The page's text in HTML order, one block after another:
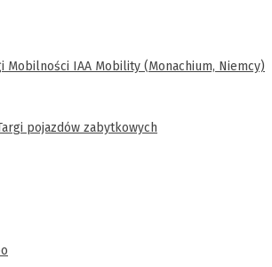
Mobilności IAA Mobility (Monachium, Niemcy)
pojazdów zabytkowych